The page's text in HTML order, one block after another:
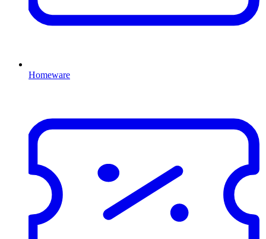
Homeware